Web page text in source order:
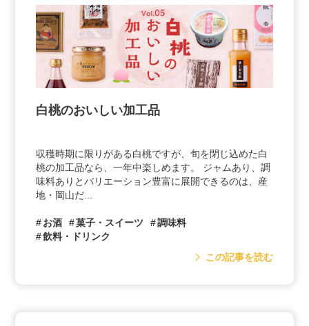
白桃のおいしい加工品
収穫時期に限りがある白桃ですが、旬を閉じ込めた白
桃の加工品なら、一年中楽しめます。 ジャムあり、調
味料ありとバリエーション豊富に展開できるのは、産
地・岡山だ...
お酒 菓子・スイーツ
調味料
飲料・ドリンク
この記事を読む